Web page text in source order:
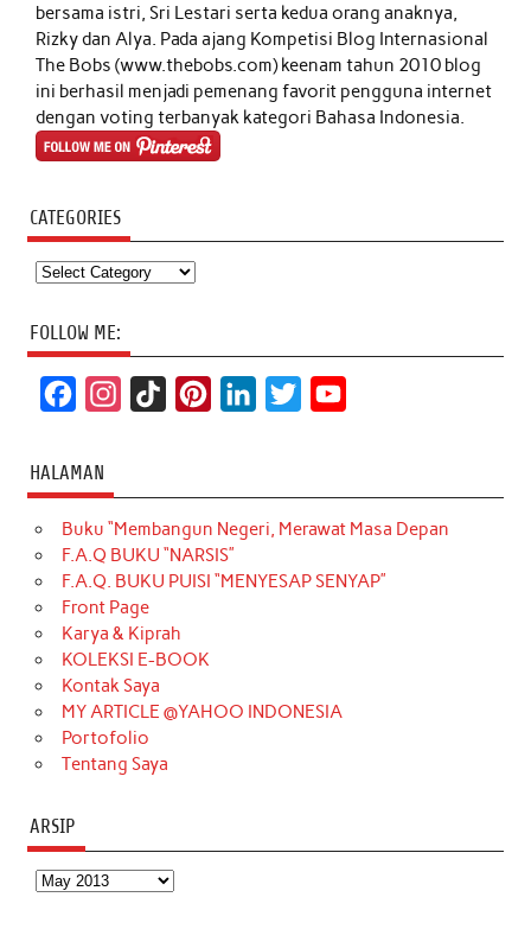
bersama istri, Sri Lestari serta kedua orang anaknya,
Rizky dan Alya. Pada ajang Kompetisi Blog Internasional
The Bobs (www.thebobs.com) keenam tahun 2010 blog
ini berhasil menjadi pemenang favorit pengguna internet
dengan voting terbanyak kategori Bahasa Indonesia.
CATEGORIES
Categories
FOLLOW ME:
c
e
b
o
o
k
t
a
g
r
a
m
T
o
k
t
e
r
k
e
d
t
t
e
T
u
b
HALAMAN
Buku “Membangun Negeri, Merawat Masa Depan
F.A.Q BUKU “NARSIS”
F.A.Q. BUKU PUISI “MENYESAP SENYAP”
Front Page
Karya & Kiprah
KOLEKSI E-BOOK
Kontak Saya
MY ARTICLE @YAHOO INDONESIA
Portofolio
Tentang Saya
ARSIP
Arsip